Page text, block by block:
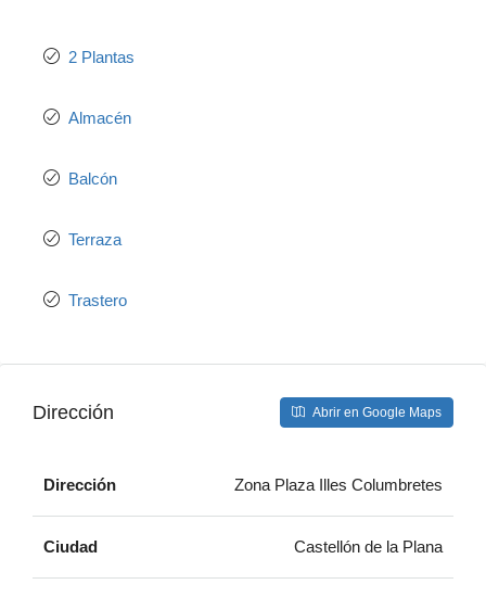
2 Plantas
Almacén
Balcón
Terraza
Trastero
Dirección Abrir en Google Maps
Dirección Zona Plaza Illes Columbretes
Ciudad Castellón de la Plana